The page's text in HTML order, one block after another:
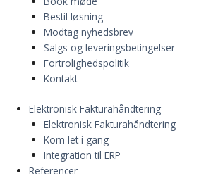
Bestil løsning
Modtag nyhedsbrev
Salgs og leveringsbetingelser
Fortrolighedspolitik
Kontakt
Elektronisk Fakturahåndtering
Elektronisk Fakturahåndtering
Kom let i gang
Integration til ERP
Referencer